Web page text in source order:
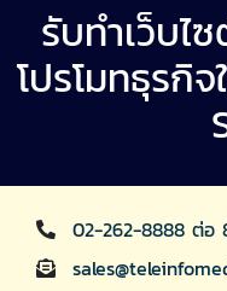
รับทำเว็บไ
โปรโมทธุรกิ
02-262-8888 ต่อ